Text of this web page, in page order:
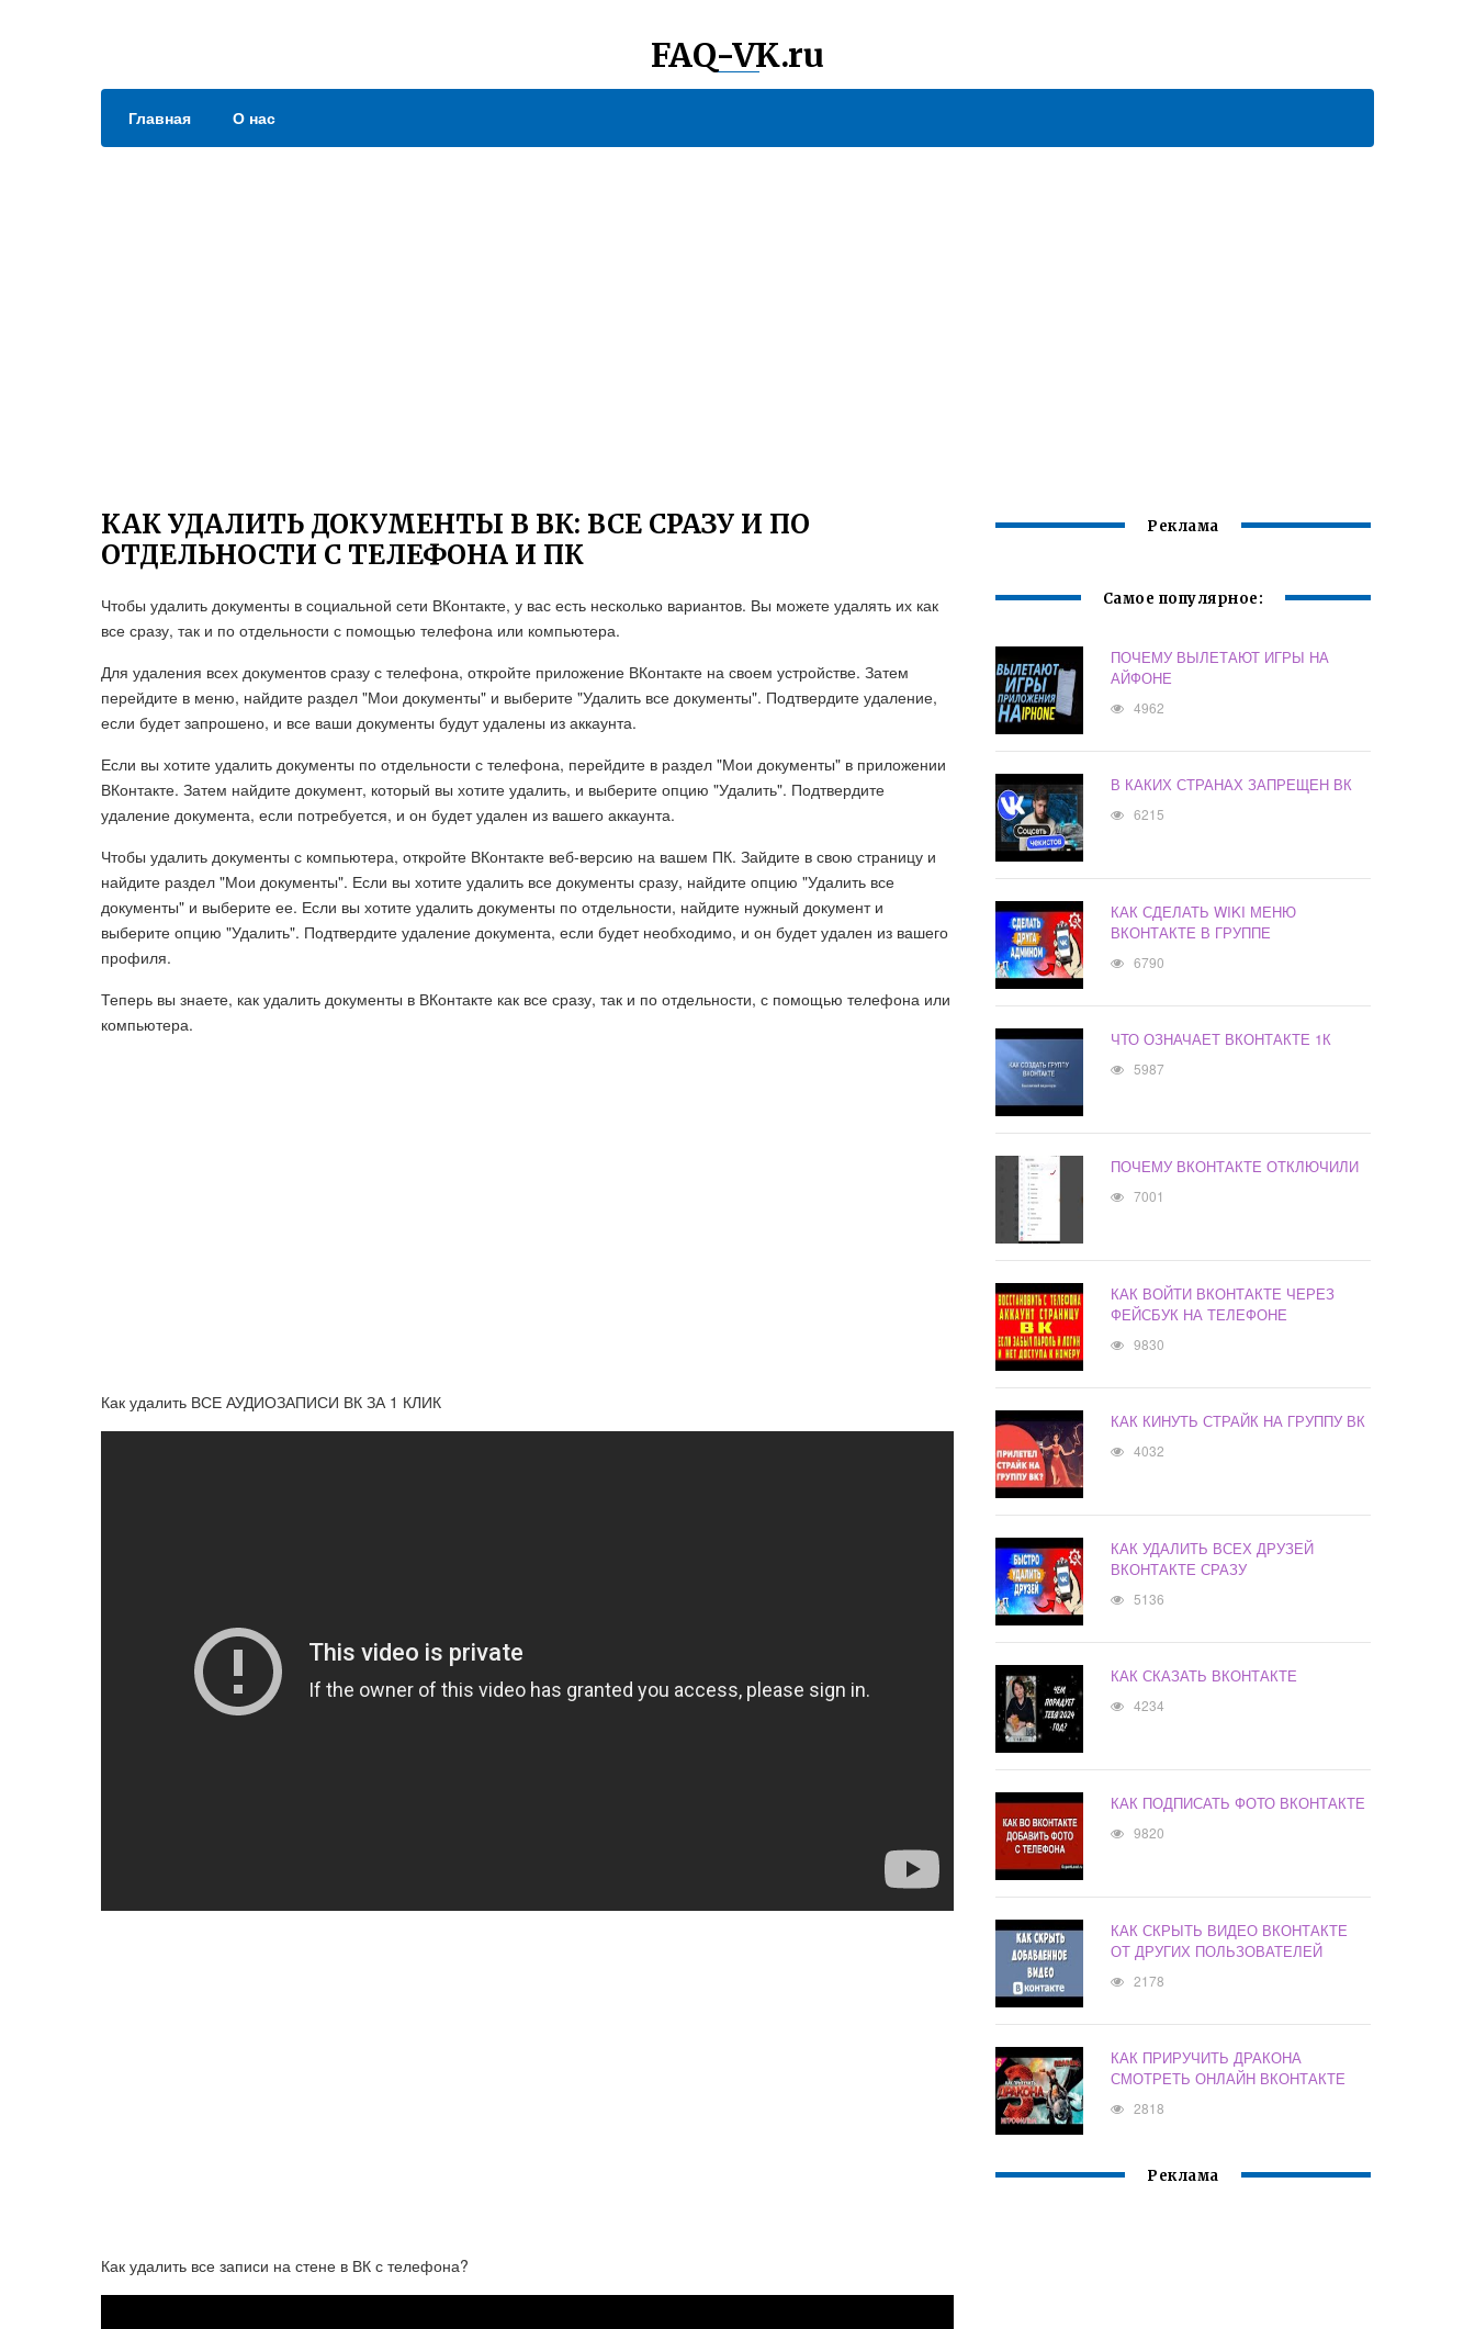
FAQ-VK.ru
Главная О нас
КАК УДАЛИТЬ ДОКУМЕНТЫ В ВК: ВСЕ СРАЗУ И ПО
ОТДЕЛЬНОСТИ С ТЕЛЕФОНА И ПК
Чтобы удалить документы в социальной сети ВКонтакте, у вас есть несколько вариантов. Вы можете удалять их как
все сразу, так и по отдельности с помощью телефона или компьютера.
Для удаления всех документов сразу с телефона, откройте приложение ВКонтакте на своем устройстве. Затем
перейдите в меню, найдите раздел "Мои документы" и выберите "Удалить все документы". Подтвердите удаление,
если будет запрошено, и все ваши документы будут удалены из аккаунта.
Если вы хотите удалить документы по отдельности с телефона, перейдите в раздел "Мои документы" в приложении
ВКонтакте. Затем найдите документ, который вы хотите удалить, и выберите опцию "Удалить". Подтвердите
удаление документа, если потребуется, и он будет удален из вашего аккаунта.
Чтобы удалить документы с компьютера, откройте ВКонтакте веб-версию на вашем ПК. Зайдите в свою страницу и
найдите раздел "Мои документы". Если вы хотите удалить все документы сразу, найдите опцию "Удалить все
документы" и выберите ее. Если вы хотите удалить документы по отдельности, найдите нужный документ и
выберите опцию "Удалить". Подтвердите удаление документа, если будет необходимо, и он будет удален из вашего
профиля.
Теперь вы знаете, как удалить документы в ВКонтакте как все сразу, так и по отдельности, с помощью телефона или
компьютера.
Как удалить ВСЕ АУДИОЗАПИСИ ВК ЗА 1 КЛИК
Как удалить все записи на стене в ВК с телефона?
Реклама
Самое популярное:
ПОЧЕМУ ВЫЛЕТАЮТ ИГРЫ НА
АЙФОНЕ
4962
В КАКИХ СТРАНАХ ЗАПРЕЩЕН ВК
6215
КАК СДЕЛАТЬ WIKI МЕНЮ
ВКОНТАКТЕ В ГРУППЕ
6790
ЧТО ОЗНАЧАЕТ ВКОНТАКТЕ 1К
5987
ПОЧЕМУ ВКОНТАКТЕ ОТКЛЮЧИЛИ
7001
КАК ВОЙТИ ВКОНТАКТЕ ЧЕРЕЗ
ФЕЙСБУК НА ТЕЛЕФОНЕ
9830
КАК КИНУТЬ СТРАЙК НА ГРУППУ ВК
4032
КАК УДАЛИТЬ ВСЕХ ДРУЗЕЙ
ВКОНТАКТЕ СРАЗУ
5136
КАК СКАЗАТЬ ВКОНТАКТЕ
4234
КАК ПОДПИСАТЬ ФОТО ВКОНТАКТЕ
9820
КАК СКРЫТЬ ВИДЕО ВКОНТАКТЕ
ОТ ДРУГИХ ПОЛЬЗОВАТЕЛЕЙ
2178
КАК ПРИРУЧИТЬ ДРАКОНА
СМОТРЕТЬ ОНЛАЙН ВКОНТАКТЕ
2818
Реклама